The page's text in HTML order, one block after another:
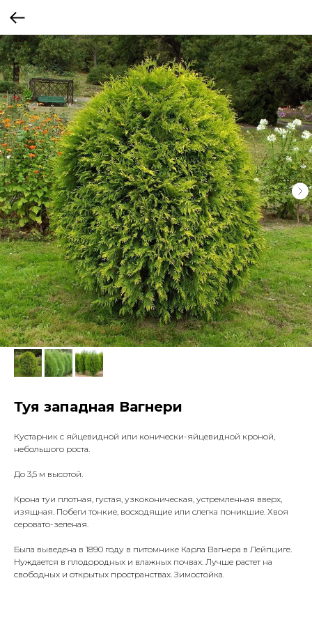
Туя западная Вагнери
Кустарник с яйцевидной или конически-яйцевидной кроной,
небольшого роста.
До 3,5 м высотой.
Крона туи плотная, густая, узкоконическая, устремленная вверх,
изящная. Побеги тонкие, восходящие или слегка поникшие. Хвоя
серовато-зеленая.
Была выведена в 1890 году в питомнике Карла Вагнера в Лейпциге.
Нуждается в плодородных и влажных почвах. Лучше растет на
свободных и открытых пространствах. Зимостойка.